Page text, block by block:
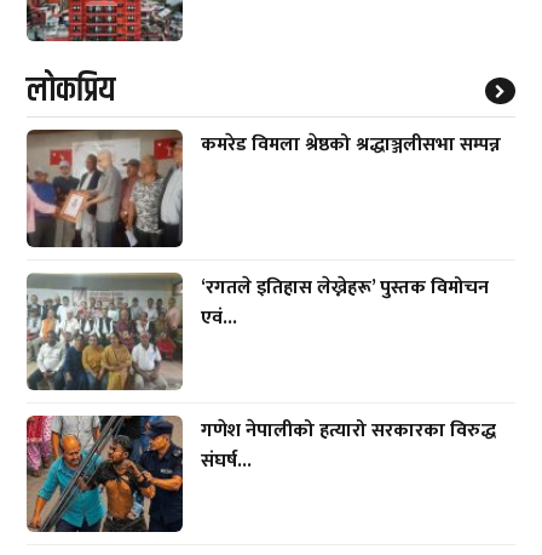
लाेकप्रिय
कमरेड विमला श्रेष्ठको श्रद्धाञ्जलीसभा सम्पन्न
‘रगतले इतिहास लेख्नेहरू’ पुस्तक विमोचन
एवं...
गणेश नेपालीको हत्यारो सरकारका विरुद्ध
संघर्ष...